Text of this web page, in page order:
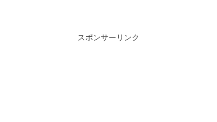
スポンサーリンク